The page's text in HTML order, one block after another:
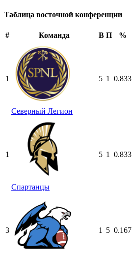
Таблица восточной конференции
# Команда В П %
1
Северный Легион
5 1 0.833
1
Спартанцы
5 1 0.833
3 1 5 0.167